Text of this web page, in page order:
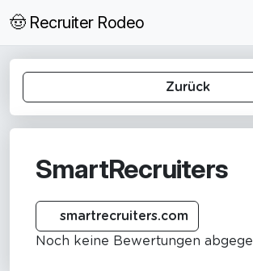
🤠 Recruiter Rodeo
Zurück
SmartRecruiters
smartrecruiters.com
Noch keine Bewertungen